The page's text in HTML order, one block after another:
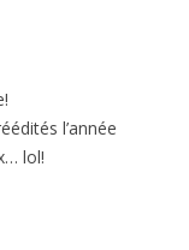
l’année
lol!